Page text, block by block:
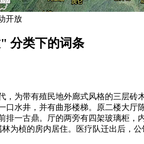
开放
分类下的词条
为带有殖民地外廊式风格的三层
水井，并有曲形楼梯。原二楼大
一古鼎。厅的两旁有四架玻璃柜，
为桢的房内居住。医疗队迁出后，